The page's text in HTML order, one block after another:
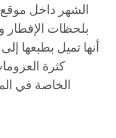
الشهر داخل موقع
بلحظات
أنها تميل بطبعها
كثرة
الخاصة في